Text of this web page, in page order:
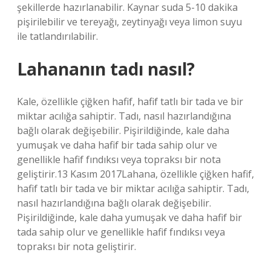
şekillerde hazırlanabilir. Kaynar suda 5-10 dakika
pişirilebilir ve tereyağı, zeytinyağı veya limon suyu
ile tatlandırılabilir.
Lahananın tadı nasıl?
Kale, özellikle çiğken hafif, hafif tatlı bir tada ve bir
miktar acılığa sahiptir. Tadı, nasıl hazırlandığına
bağlı olarak değişebilir. Pişirildiğinde, kale daha
yumuşak ve daha hafif bir tada sahip olur ve
genellikle hafif fındıksı veya topraksı bir nota
geliştirir.13 Kasım 2017Lahana, özellikle çiğken hafif,
hafif tatlı bir tada ve bir miktar acılığa sahiptir. Tadı,
nasıl hazırlandığına bağlı olarak değişebilir.
Pişirildiğinde, kale daha yumuşak ve daha hafif bir
tada sahip olur ve genellikle hafif fındıksı veya
topraksı bir nota geliştirir.